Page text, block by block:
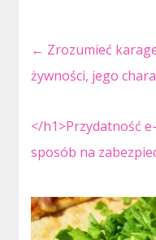
← Zrozumieć
żywności, jego
</h1>Przydatność
sposób na